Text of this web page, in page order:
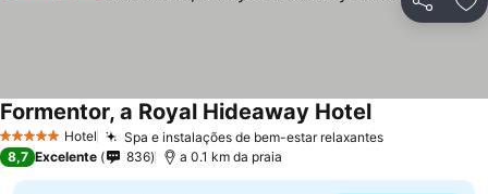
Partilhar
5 Estrelas Hotel Spa e instalações de bem-estar relaxantes
Formentor, a Royal Hideaway Hotel
8,7 Excelente 836 a 0.1 km da praia